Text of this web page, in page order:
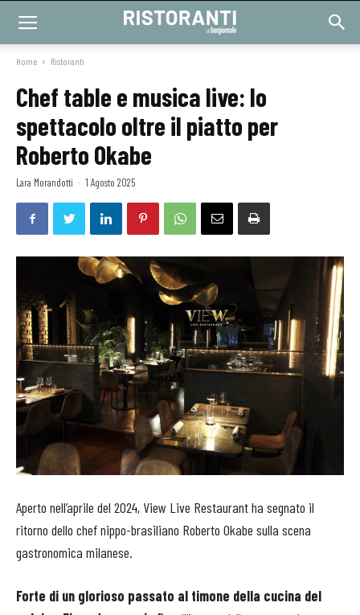
Home Ristoranti
Chef table e musica live: lo
spettacolo oltre il piatto per
Roberto Okabe
Lara Morandotti - 1 Agosto 2025
Aperto nell’aprile del 2024, View Live Restaurant ha segnato il
ritorno dello chef nippo-brasiliano Roberto Okabe sulla scena
gastronomica milanese.
Forte di un glorioso passato al timone della cucina del